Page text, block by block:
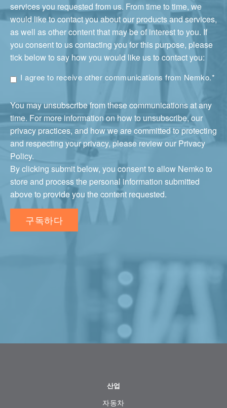
services you requested from us. From time to time, we
would like to contact you about our products and services,
as well as other content that may be of interest to you. If
you consent to us contacting you for this purpose, please
tick below to say how you would like us to contact you:
I agree to receive other communications from Nemko.*
You may unsubscribe from these communications at any
time. For more information on how to unsubscribe, our
privacy practices, and how we are committed to protecting
and respecting your privacy, please review our Privacy
Policy.
By clicking submit below, you consent to allow Nemko to
store and process the personal information submitted
above to provide you the content requested.
산업
자동차